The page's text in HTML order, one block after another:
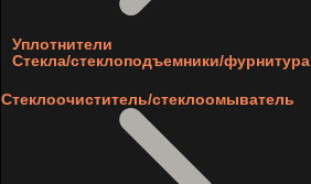
Уплотнители
Стекла/стеклоподъемники/фурнитура
Стеклоочиститель/стеклоомыватель